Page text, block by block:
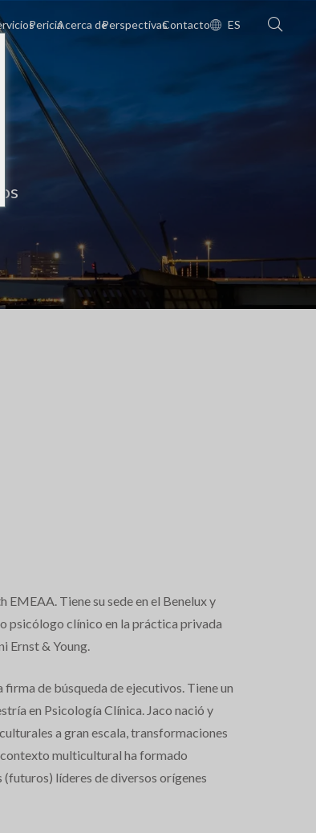
PericiaAcerca dePerspectivasContacto ES
Tiene su sede en el Benelux y
psicólogo clínico en la práctica privada
Ernst & Young.
de búsqueda de ejecutivos. Tiene un
en Psicología Clínica. Jaco nació y
a gran escala, transformaciones
contexto multicultural ha formado
líderes de diversos orígenes